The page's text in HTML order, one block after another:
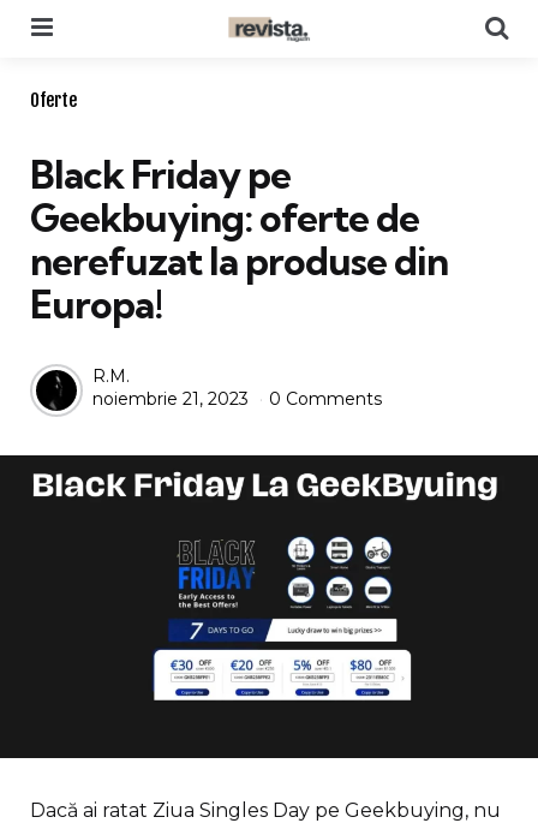
Categories
Oferte
Black Friday pe
Geekbuying: oferte de
nerefuzat la produse din
Europa!
Posted
by
R.M.
noiembrie 21, 2023
0 Comments
Dacă ai ratat Ziua Singles Day pe Geekbuying, nu